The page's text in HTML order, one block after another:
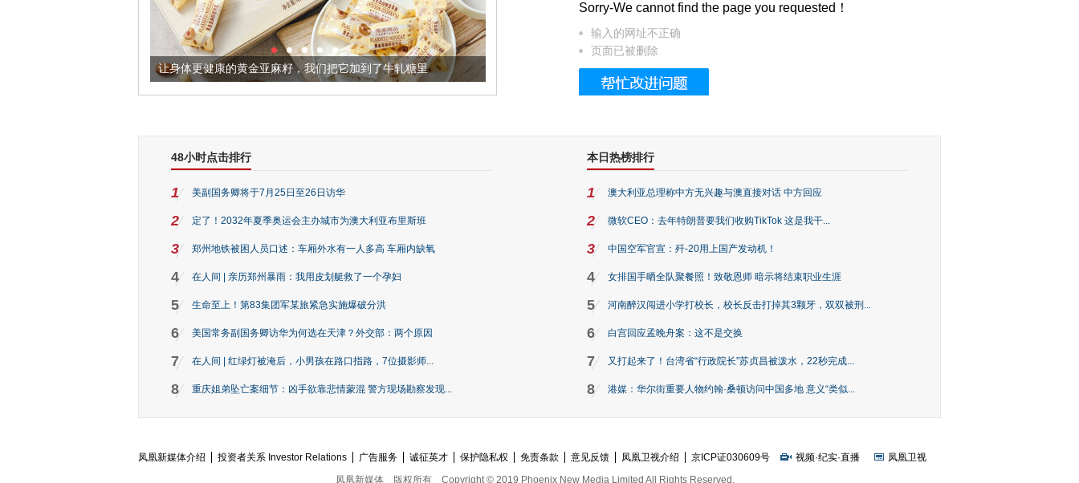
让身体更健康的黄金亚麻籽，我们把它加到了牛轧糖里 被列入佛家七宝的它到底有多美？
Sorry-We cannot find the page you requested！
输入的网址不正确
页面已被删除
48小时点击排行
1 美副国务卿将于7月25日至26日访华
2 定了！2032年夏季奥运会主办城市为澳大利亚布里斯班
3 郑州地铁被困人员口述：车厢外水有一人多高 车厢内缺氧
4 在人间 | 亲历郑州暴雨：我用皮划艇救了一个孕妇
5 生命至上！第83集团军某旅紧急实施爆破分洪
6 美国常务副国务卿访华为何选在天津？外交部：两个原因
7 在人间 | 红绿灯被淹后，小男孩在路口指路，7位摄影师...
8 重庆姐弟坠亡案细节：凶手欲靠悲情蒙混 警方现场勘察发现...
本日热榜排行
1 澳大利亚总理称中方无兴趣与澳直接对话 中方回应
2 微软CEO：去年特朗普要我们收购TikTok 这是我干...
3 中国空军官宣：歼-20用上国产发动机！
4 女排国手晒全队聚餐照！致敬恩师 暗示将结束职业生涯
5 河南醉汉闯进小学打校长，校长反击打掉其3颗牙，双双被刑...
6 白宫回应孟晚舟案：这不是交换
7 又打起来了！台湾省“行政院长”苏贞昌被泼水，22秒完成...
8 港媒：华尔街重要人物约翰·桑顿访问中国多地 意义“类似...
凤凰新媒体介绍 投资者关系 Investor Relations 广告服务 诚征英才 保护隐私权 免责条款 意见反馈 凤凰卫视介绍 京ICP证030609号 视频·纪实·直播
凤凰卫视
凤凰新媒体
版权所有 Copyright © 2019 Phoenix New Media Limited All Rights Reserved.